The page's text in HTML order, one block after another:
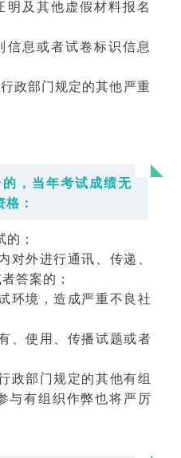
及其他虚假材料报名
信息或者试卷标识信息
政部门规定的其他严重
，当年考试成绩无
：
；
对外进行通讯、传递、
答案的；
环境，造成严重不良社
、使用、传播试题或者
政部门规定的其他有组
与有组织作弊也将严厉